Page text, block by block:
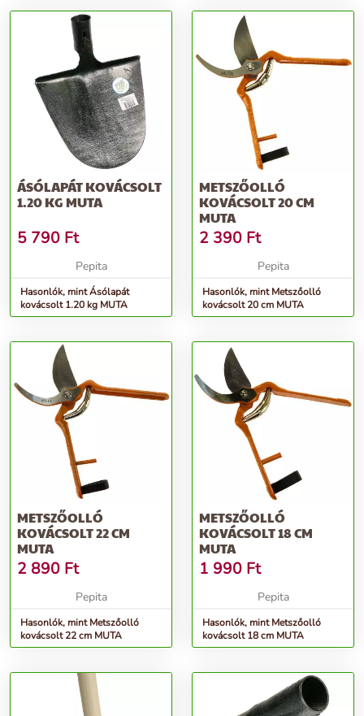
ÁSÓLAPÁT KOVÁCSOLT
1.20 KG MUTA
5 790 Ft
Pepita
Hasonlók, mint Ásólapát
kovácsolt 1.20 kg MUTA
METSZŐOLLÓ
KOVÁCSOLT 20 CM
MUTA
2 390 Ft
Pepita
Hasonlók, mint Metszőolló
kovácsolt 20 cm MUTA
METSZŐOLLÓ
KOVÁCSOLT 22 CM
MUTA
2 890 Ft
Pepita
Hasonlók, mint Metszőolló
kovácsolt 22 cm MUTA
METSZŐOLLÓ
KOVÁCSOLT 18 CM
MUTA
1 990 Ft
Pepita
Hasonlók, mint Metszőolló
kovácsolt 18 cm MUTA